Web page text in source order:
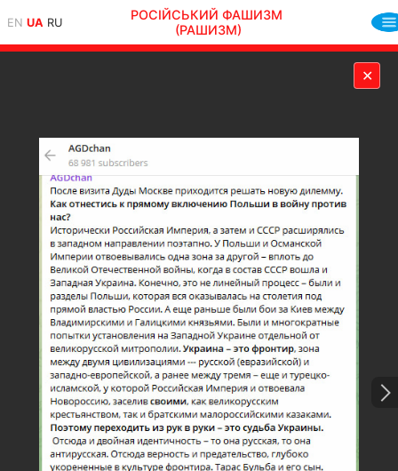
EN UA RU
РОСІЙСЬКИЙ ФАШИЗМ
(РАШИЗМ)
✕